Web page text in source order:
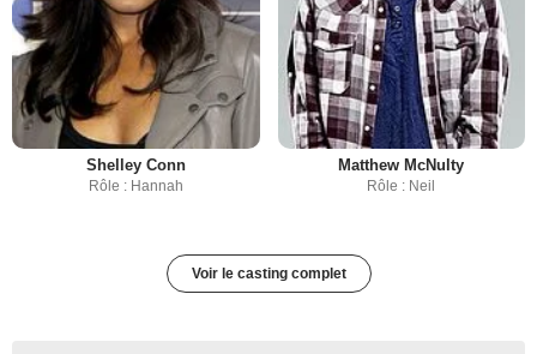
Shelley Conn
Rôle : Hannah
Matthew McNulty
Rôle : Neil
Voir le casting complet